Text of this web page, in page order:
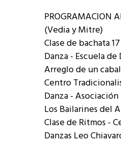
PROGRAMACION
(Vedia y Mitre)
Clase de bachata
Danza - Escuela
Arreglo de un
Centro
Danza - Asociación
Los Bailarines del
Clase de Ritmos -
Danzas Leo